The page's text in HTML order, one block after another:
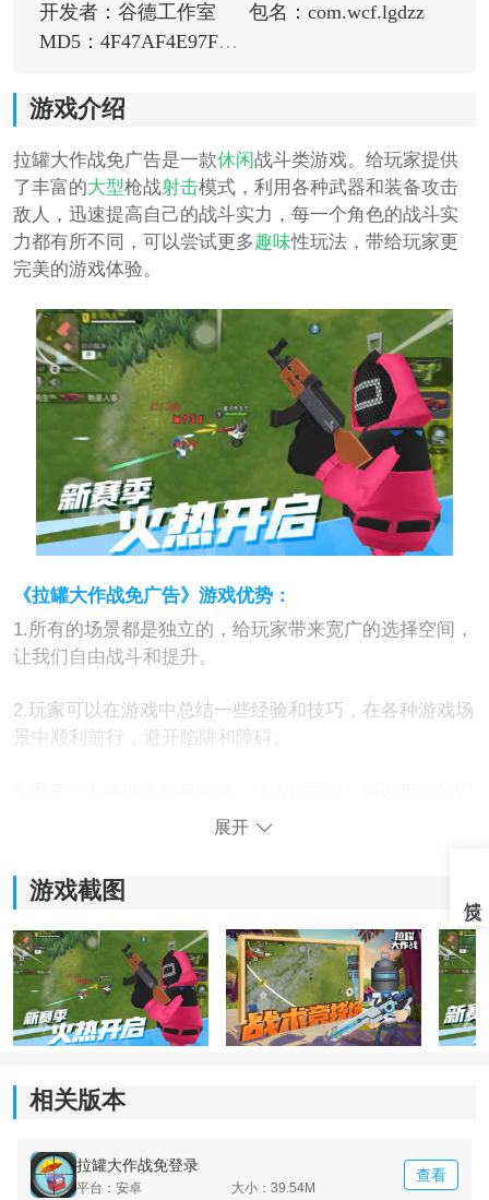
开发者：谷德工作室
包名：com.wcf.lgdzz
MD5：4F47AF4E97FE9822E9341C2837D6DB2B
游戏介绍
拉罐大作战免广告是一款休闲战斗类游戏。给玩家提供
了丰富的大型枪战射击模式，利用各种武器和装备攻击
敌人，迅速提高自己的战斗实力，每一个角色的战斗实
力都有所不同，可以尝试更多趣味性玩法，带给玩家更
完美的游戏体验。
《拉罐大作战免广告》游戏优势：
1.所有的场景都是独立的，给玩家带来宽广的选择空间，
让我们自由战斗和提升。
2.玩家可以在游戏中总结一些经验和技巧，在各种游戏场
景中顺利前行，避开陷阱和障碍。
《拉罐大作战免广告》游戏亮点：
1.武器装备类型很齐全，选择自己喜欢的枪支完成战斗，
展开
游戏截图
相关版本
拉罐大作战免登录
平台：安卓 大小：39.54M
查看